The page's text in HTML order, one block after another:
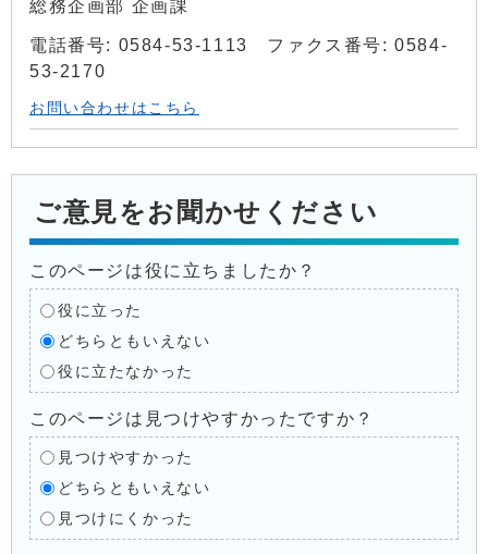
総務企画部 企画課
電話番号: 0584-53-1113 ファクス番号: 0584-
53-2170
お問い合わせはこちら
ご意見をお聞かせください
このページは役に立ちましたか？
役に立った
どちらともいえない
役に立たなかった
このページは見つけやすかったですか？
見つけやすかった
どちらともいえない
見つけにくかった